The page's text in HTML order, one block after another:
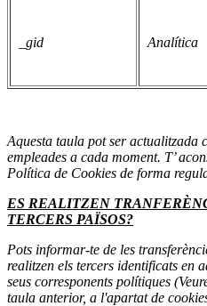
_gid Analítica
Aquesta taula pot ser actualitzada
empleades a cada moment. T’
Política de Cookies de forma
ES REALITZEN
TERCERS PAÏSOS?
Pots informar-te de les
realitzen els tercers identificats en
seus corresponents polítiques
taula anterior, a l'apartat de